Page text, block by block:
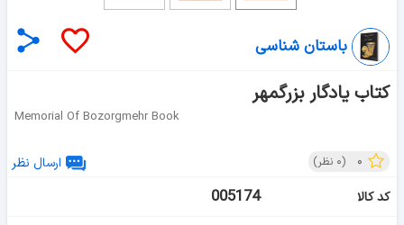
باستان شناسی
کتاب یادگار بزرگمهر
Memorial Of Bozorgmehr Book
۰ (۰ نظر)
ارسال نظر
کد کالا
005174